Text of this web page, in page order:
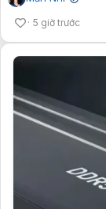
5 giờ trước